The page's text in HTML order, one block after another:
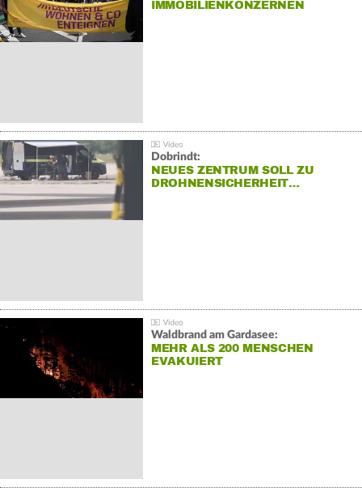
IMMOBILIENKONZERNEN
Dobrindt:
NEUES ZENTRUM SOLL ZU
DROHNENSICHERHEIT…
Waldbrand am Gardasee:
MEHR ALS 200 MENSCHEN
EVAKUIERT